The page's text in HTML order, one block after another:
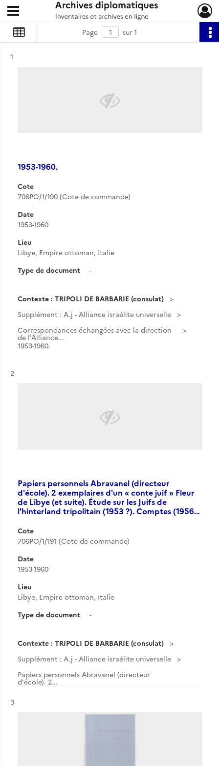
Archives diplomatiques
Ouvrir le menu déroulant
Page sur 1
Résultat n°
1
1953-1960.
Cote
706PO/1/190 (Cote de commande)
Date
1953-1960
Lieu
Libye, Empire ottoman, Italie
Type de document
-
Contexte : TRIPOLI DE BARBARIE (consulat)
Supplément : A.j - Alliance israélite universelle
Correspondances échangées avec la direction
de l'Alliance...
1953-1960.
Résultat n°
2
Papiers personnels Abravanel (directeur
d'école). 2 exemplaires d'un « conte juif » Fleur
de Libye (et suite). Étude sur les Juifs de
l'hinterland tripolitain (1953 ?). Comptes (1956…
Cote
706PO/1/191 (Cote de commande)
Date
1953-1960
Lieu
Libye, Empire ottoman, Italie
Type de document
-
Contexte : TRIPOLI DE BARBARIE (consulat)
Supplément : A.j - Alliance israélite universelle
Papiers personnels Abravanel (directeur
d'école). 2...
Résultat n°
3